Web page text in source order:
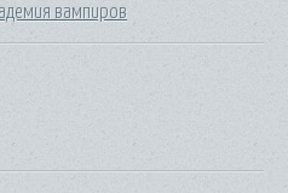
вампиров